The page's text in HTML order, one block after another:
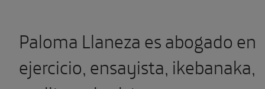
Paloma Llaneza es abogado en
ejercicio, ensayista, ikebanaka,